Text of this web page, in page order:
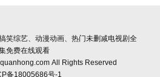
笑综艺、动漫动画、热门未删减电视剧全
免费在线观看
All Rights Reserved
备18005686号-1